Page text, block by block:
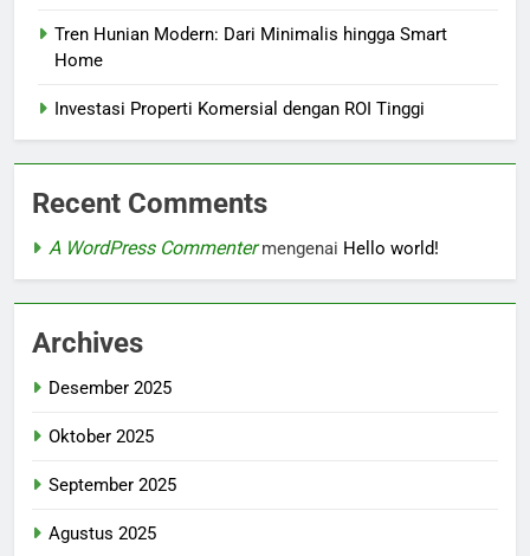
Tren Hunian Modern: Dari Minimalis hingga Smart
Home
Investasi Properti Komersial dengan ROI Tinggi
Recent Comments
A WordPress Commentermengenai Hello world!
Archives
Desember 2025
Oktober 2025
September 2025
Agustus 2025